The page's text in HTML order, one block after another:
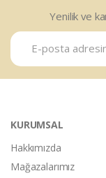
Yenilik ve
KURUMSAL
Hakkımızda
Mağazalarımız